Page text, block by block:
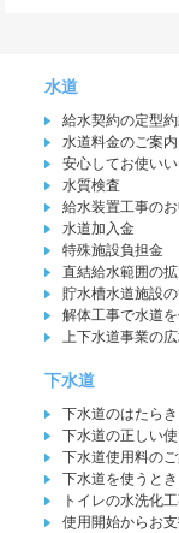
水道
給水契約の定型
水道料金のご案内
安心してお使い
水質検査
給水装置工事の
水道加入金
特殊施設負担金
直結給水範囲の
貯水槽水道施設
解体工事で水道
上下水道事業の
下水道
下水道のはたらき
下水道の正しい
下水道使用料の
下水道を使うと
トイレの水洗化
使用開始からお